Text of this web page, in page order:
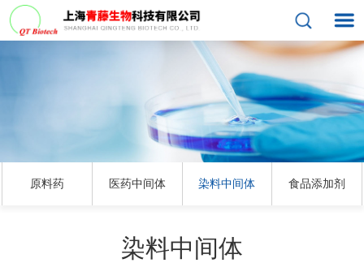
原料药 医药中间体 染料中间体 食品添加剂
染料中间体